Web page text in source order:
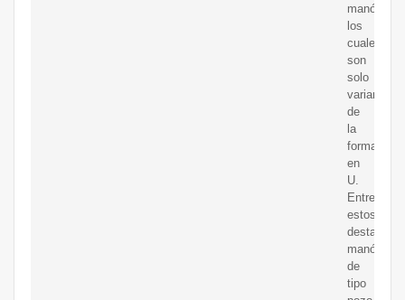
los
cuales
son
solo
variantes
de
la
forma
en
U.
Entre
estos,
destacan:
de
tipo